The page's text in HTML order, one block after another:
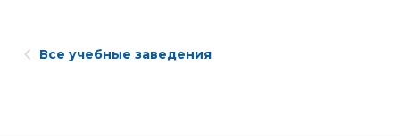
Все учебные заведения